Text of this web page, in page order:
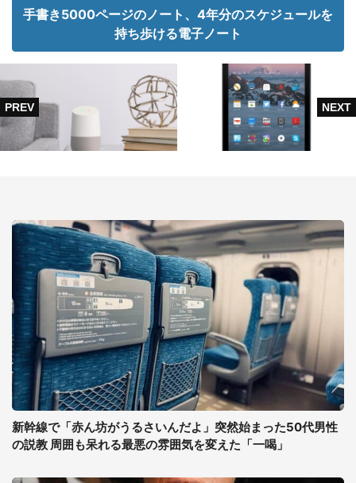
手書き5000ページのノート、4年分のスケジュールを
持ち歩ける電子ノート
新幹線で「赤ん坊がうるさいんだよ」突然始まった50代男性
の説教 周囲も呆れる最悪の雰囲気を変えた「一喝」